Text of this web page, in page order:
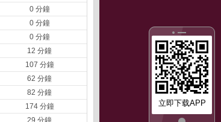
立即下载APP
0 分鐘
0 分鐘
0 分鐘
12 分鐘
107 分鐘
62 分鐘
82 分鐘
174 分鐘
29 分鐘